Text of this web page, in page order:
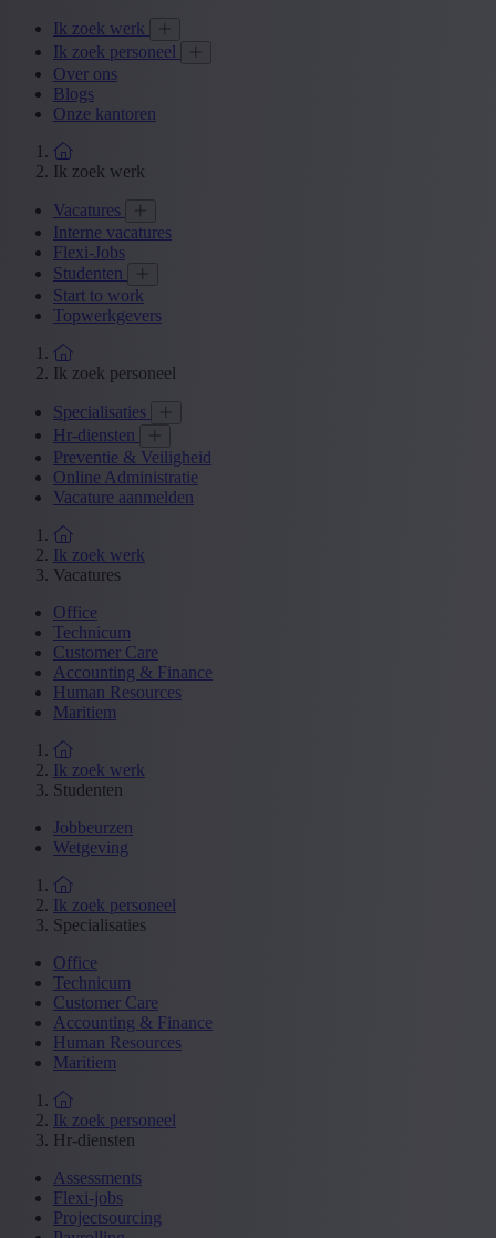
Ik zoek werk
Ik zoek personeel
Over ons
Blogs
Onze kantoren
Ik zoek werk
Vacatures
Interne vacatures
Flexi-Jobs
Studenten
Start to work
Topwerkgevers
Ik zoek personeel
Specialisaties
Hr-diensten
Preventie & Veiligheid
Online Administratie
Vacature aanmelden
Ik zoek werk
Vacatures
Office
Technicum
Customer Care
Accounting & Finance
Human Resources
Maritiem
Ik zoek werk
Studenten
Jobbeurzen
Wetgeving
Ik zoek personeel
Specialisaties
Office
Technicum
Customer Care
Accounting & Finance
Human Resources
Maritiem
Ik zoek personeel
Hr-diensten
Assessments
Flexi-jobs
Projectsourcing